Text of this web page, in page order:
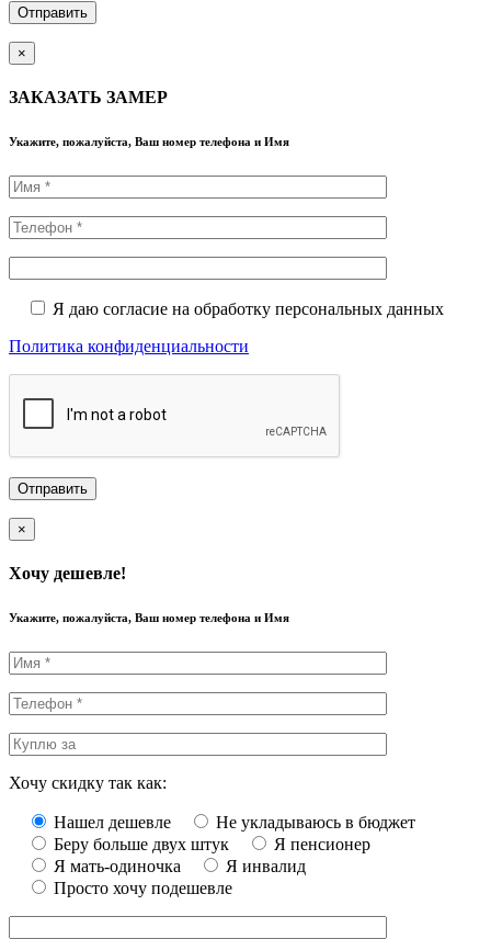
×
ЗАКАЗАТЬ ЗАМЕР
Укажите, пожалуйста, Ваш номер телефона и Имя
Я даю согласие на обработку персональных данных
Политика конфиденциальности
×
Хочу дешевле!
Укажите, пожалуйста, Ваш номер телефона и Имя
Хочу скидку так как:
Нашел дешевле
Не укладываюсь в бюджет
Беру больше двух штук
Я пенсионер
Я мать-одиночка
Я инвалид
Просто хочу подешевле